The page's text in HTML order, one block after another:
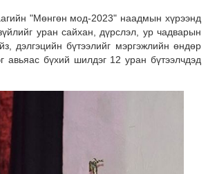
"Мөнгөн мод-2023" наадмын хүрээнд
уран сайхан, дүрслэл, ур чадварын
дэлгэцийн бүтээлийг мэргэжлийн өндөр
авьяас бүхий шилдэг 12 уран бүтээлчдэд